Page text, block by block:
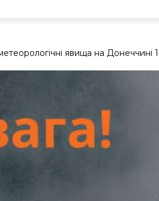
явища на Донеччині